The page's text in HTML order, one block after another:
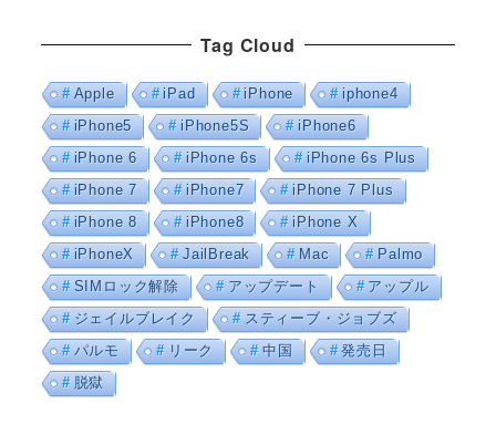
Tag Cloud
Apple iPad iPhone
iphone4
iPhone5
iPhone5S
iPhone6
iPhone 6
iPhone 6s
iPhone 6s Plus
iPhone 7
iPhone7
iPhone 7 Plus
iPhone 8
iPhone8
iPhone X
iPhoneX
JailBreak Mac
Palmo
SIMロック解除
アップデート
アップル
ジェイルブレイク
スティーブ・ジョブズ
パルモ
リーク 中国
発売日
脱獄